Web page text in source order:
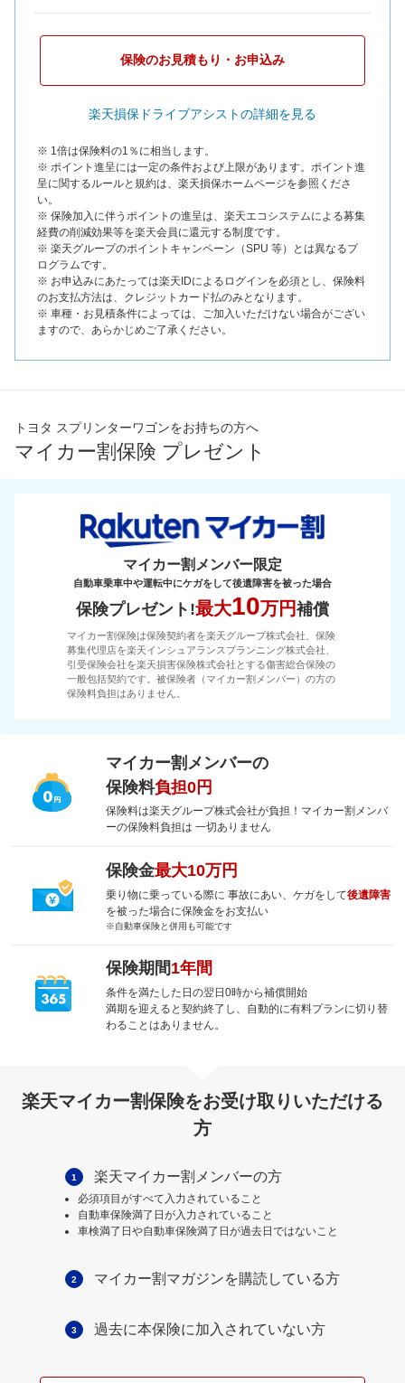
保険のお見積もり・お申込み
楽天損保ドライブアシストの詳細を見る
※ 1倍は保険料の1％に相当します。
※ ポイント進呈には一定の条件および上限があります。ポイント進
呈に関するルールと規約は、楽天損保ホームページを参照くださ
い。
※ 保険加入に伴うポイントの進呈は、楽天エコシステムによる募集
経費の削減効果等を楽天会員に還元する制度です。
※ 楽天グループのポイントキャンペーン（SPU 等）とは異なるプ
ログラムです。
※ お申込みにあたっては楽天IDによるログインを必須とし、保険料
のお支払方法は、クレジットカード払のみとなります。
※ 車種・お見積条件によっては、ご加入いただけない場合がござい
ますので、あらかじめご了承ください。
トヨタ スプリンターワゴンをお持ちの方へ
マイカー割保険 プレゼント
マイカー割メンバー限定
自動車乗車中や運転中にケガをして後遺障害を被った場合
保険プレゼント!最大10万円補償
マイカー割保険は保険契約者を楽天グループ株式会社、保険
募集代理店を楽天インシュアランスプランニング株式会社、
引受保険会社を楽天損害保険株式会社とする傷害総合保険の
一般包括契約です。被保険者（マイカー割メンバー）の方の
保険料負担はありません。
マイカー割メンバーの
保険料負担0円
保険料は楽天グループ株式会社が負担！マイカー割メンバ
ーの保険料負担は 一切ありません
保険金最大10万円
乗り物に乗っている際に 事故にあい、ケガをして後遺障害
を被った場合に保険金をお支払い
※自動車保険と併用も可能です
保険期間1年間
条件を満たした日の翌日0時から補償開始
満期を迎えると契約終了し、自動的に有料プランに切り替
わることはありません。
楽天マイカー割保険をお受け取りいただける
方
1 楽天マイカー割メンバーの方
必須項目がすべて入力されていること
自動車保険満了日が入力されていること
車検満了日や自動車保険満了日が過去日ではないこと
2 マイカー割マガジンを購読している方
3 過去に本保険に加入されていない方